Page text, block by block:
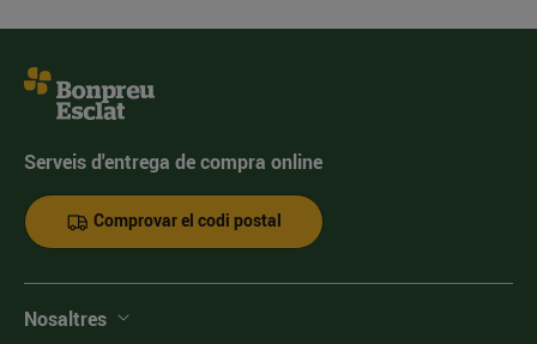
Serveis d'entrega de compra online
Comprovar el codi postal
Nosaltres